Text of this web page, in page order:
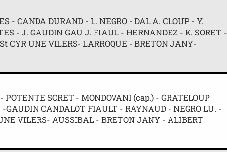
- CANDA DURAND - L. NEGRO - DAL A. CLOUP - Y.
- J. GAUDIN GAU J. FIAUL - HERNANDEZ - K. SORET -
CYR UNE VILERS- LARROQUE - BRETON JANY-
SORET - MONDOVANI (cap.) - GRATELOUP
GAUDIN CANDALOT FIAULT - RAYNAUD - NEGRO LU. -
VILERS- AUSSIBAL - BRETON JANY - ALIBERT